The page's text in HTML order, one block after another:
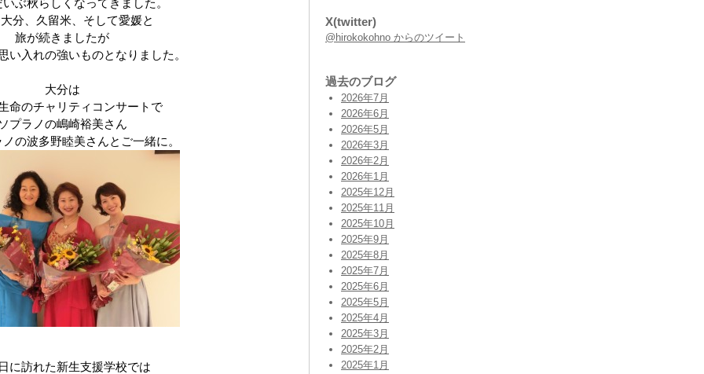
ぶ秋らしくなってきました。
分、久留米、そして愛媛と
旅が続きましたが
い入れの強いものとなりました。
大分は
命のチャリティコンサートで
プラノの嶋崎裕美さん
の波多野睦美さんとご一緒に。
に訪れた新生支援学校では
X(twitter)
@hirokokohno からのツイート
過去のブログ
2026年7月
2026年6月
2026年5月
2026年3月
2026年2月
2026年1月
2025年12月
2025年11月
2025年10月
2025年9月
2025年8月
2025年7月
2025年6月
2025年5月
2025年4月
2025年3月
2025年2月
2025年1月